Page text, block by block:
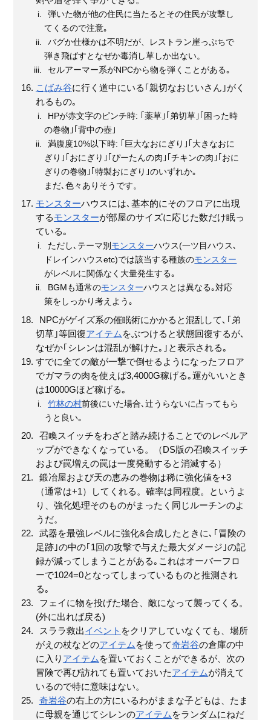
弾いた物が他の住民に当たるとその住民が攻撃し
てくるので注意｡
バグか仕様かは不明だが、レストラン崖っぷちで
弾き飛ばすとなぜか毒消し草しか出ない。
セルアーマー系がNPCから物を弾くことがある｡
こばみ谷に行く道中にいる｢親切なおじいさん｣がく
れるもの｡
HPが赤文字のピンチ時: ｢薬草｣｢弟切草｣｢困った時
の巻物｣｢背中の壺｣
満腹度10%以下時: ｢巨大なおにぎり｣｢大きなおに
ぎり｣｢おにぎり｣｢ぴーたんの肉｣｢チキンの肉｣｢おに
ぎりの巻物｣｢特製おにぎり｣のいずれか｡
まだ､色々ありそうです。
モンスターハウスには､基本的にそのフロアに出現
するモンスターが部屋のサイズに応じた数だけ眠っ
ている｡
ただし､テーマ別 モンスターハウス(一ツ目ハウス､
ドレインハウスetc)では該当する種族のモンスター
がレベルに関係なく大量発生する｡
BGMも通常のモンスターハウスとは異なる｡対応
策をしっかり考えよう｡
NPCがゲイズ系の催眠術にかかると混乱して､｢弟
切草｣等回復アイテム をぶつけると状態回復するが､
なぜか｢シレンは混乱が解けた｡｣と表示される｡
すでに全ての敵が一撃で倒せるようになったフロア
でガマラの肉を使えば3,4000G稼げる｡運がいいとき
は10000Gほど稼げる｡
竹林の村前後にいた場合､辻うらないに占ってもら
うと良い｡
召喚スイッチをわざと踏み続けることでのレベルア
ップができなくなっている。（DS版の召喚スイッチ
および罠増えの罠は一度発動すると消滅する）
鍛冶屋および天の恵みの巻物は稀に強化値を+3
（通常は+1）してくれる。確率は同程度。というよ
り、強化処理そのものがまったく同じルーチンのよ
うだ。
武器を最強レベルに強化&合成したときに､｢冒険の
足跡｣の中の｢1回の攻撃で与えた最大ダメージ｣の記
録が減ってしまうことがある｡これはオーバーフロ
ーで1024=0となってしまっているものと推測され
る｡
フェイに物を投げた場合、敵になって襲ってくる。
(外に出れば戻る)
スララ救出イベント をクリアしていなくても、場所
がえの杖などのアイテム を使って奇岩谷の倉庫の中
に入り アイテム を置いておくことができるが、次の
冒険で再び訪れても置いておいたアイテムが消えて
いるので特に意味はない。
奇岩谷の右上の方にいるわがままな子どもは、たま
に母親を通じてシレンのアイテム をランダムにねだ